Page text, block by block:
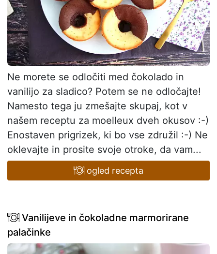
Ne morete se odločiti med čokolado in
vanilijo za sladico? Potem se ne odločajte!
Namesto tega ju zmešajte skupaj, kot v
našem receptu za moelleux dveh okusov :-)
Enostaven prigrizek, ki bo vse združil :-) Ne
oklevajte in prosite svoje otroke, da vam...
ogled recepta
Vanilijeve in čokoladne marmorirane
palačinke